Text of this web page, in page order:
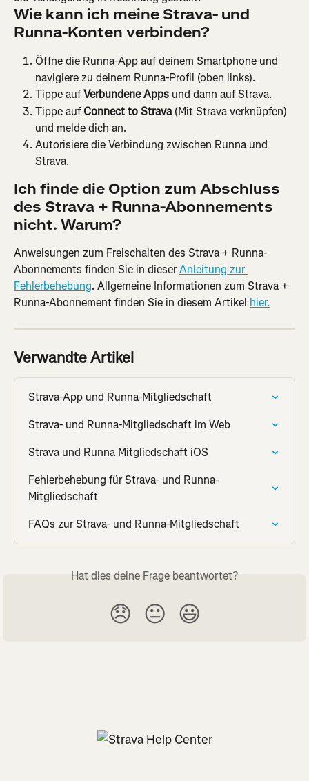
Wie kann ich meine Strava- und
Runna-Konten verbinden?
Öffne die Runna-App auf deinem Smartphone und
navigiere zu deinem Runna-Profil (oben links).
Tippe auf Verbundene Apps und dann auf Strava.
Tippe auf Connect to Strava (Mit Strava verknüpfen)
und melde dich an.
Autorisiere die Verbindung zwischen Runna und
Strava.
Ich finde die Option zum Abschluss
des Strava + Runna-Abonnements
nicht. Warum?
Anweisungen zum Freischalten des Strava + Runna-
Abonnements finden Sie in dieser Anleitung zur
Fehlerbehebung. Allgemeine Informationen zum Strava +
Runna-Abonnement finden Sie in diesem Artikel hier.
Verwandte Artikel
Strava-App und Runna-Mitgliedschaft
Strava- und Runna-Mitgliedschaft im Web
Strava und Runna Mitgliedschaft iOS
Fehlerbehebung für Strava- und Runna-
Mitgliedschaft
FAQs zur Strava- und Runna-Mitgliedschaft
Hat dies deine Frage beantwortet?
😞 😐 😃